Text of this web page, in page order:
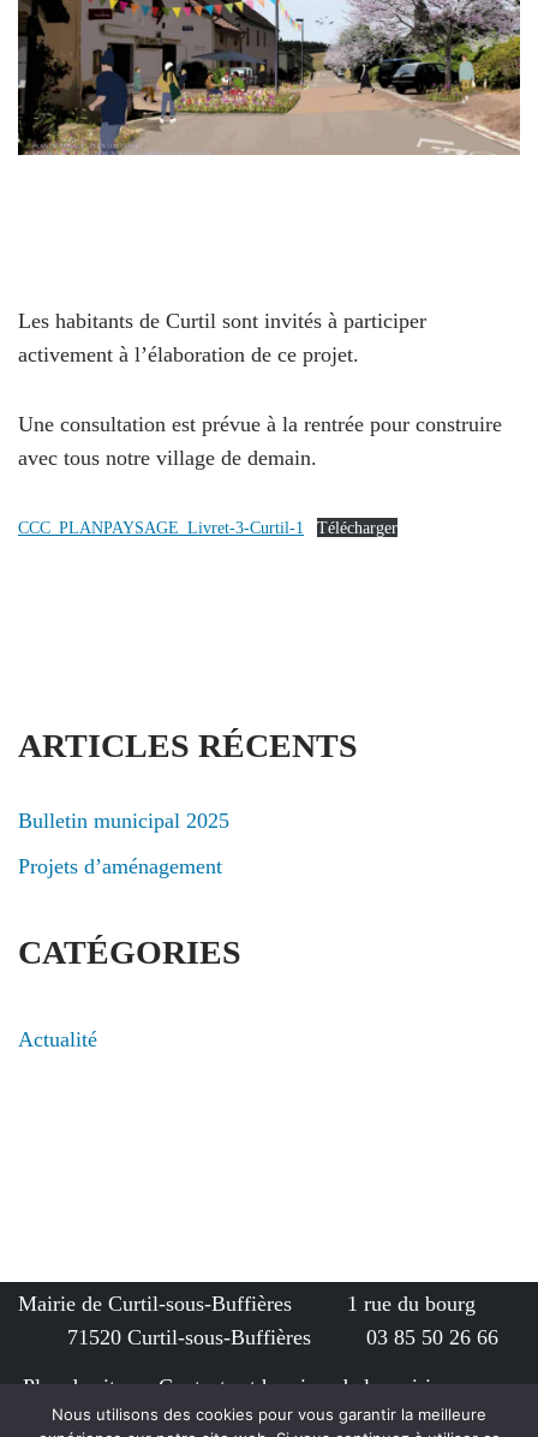
Les habitants de Curtil sont invités à participer
activement à l’élaboration de ce projet.
Une consultation est prévue à la rentrée pour construire
avec tous notre village de demain.
CCC_PLANPAYSAGE_Livret-3-Curtil-1 Télécharger
ARTICLES RÉCENTS
Bulletin municipal 2025
Projets d’aménagement
CATÉGORIES
Actualité
Mairie de Curtil-sous-Buffières 1 rue du bourg
71520 Curtil-sous-Buffières 03 85 50 26 66
Plan du site
Contacts et horaires de la mairie
Politique de confidentialité
Nous utilisons des cookies pour vous garantir la meilleure